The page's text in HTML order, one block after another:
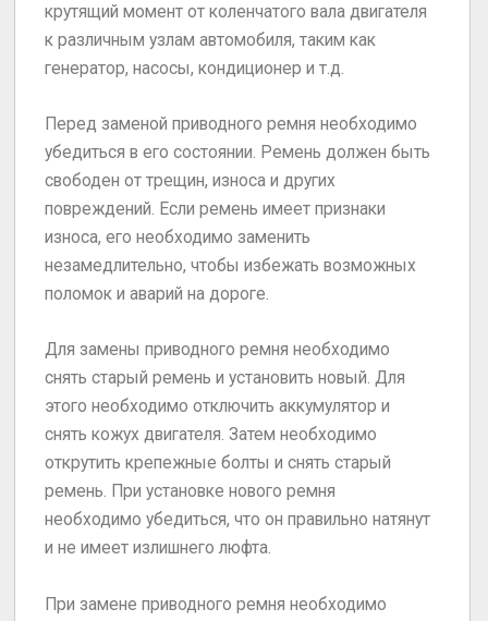
крутящий момент от коленчатого вала двигателя
к различным узлам автомобиля, таким как
генератор, насосы, кондиционер и т.д.
Перед заменой приводного ремня необходимо
убедиться в его состоянии. Ремень должен быть
свободен от трещин, износа и других
повреждений. Если ремень имеет признаки
износа, его необходимо заменить
незамедлительно, чтобы избежать возможных
поломок и аварий на дороге.
Для замены приводного ремня необходимо
снять старый ремень и установить новый. Для
этого необходимо отключить аккумулятор и
снять кожух двигателя. Затем необходимо
открутить крепежные болты и снять старый
ремень. При установке нового ремня
необходимо убедиться, что он правильно натянут
и не имеет излишнего люфта.
При замене приводного ремня необходимо